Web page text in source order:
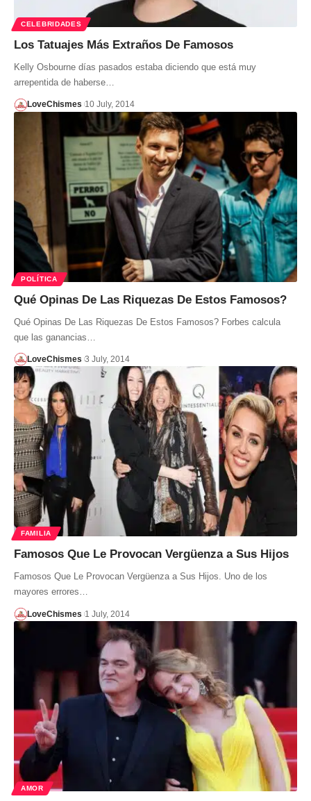
CELEBRIDADES
Los Tatuajes Más Extraños De Famosos
Kelly Osbourne días pasados estaba diciendo que está muy
arrepentida de haberse…
LoveChismes 10 July, 2014
POLÍTICA
Qué Opinas De Las Riquezas De Estos Famosos?
Qué Opinas De Las Riquezas De Estos Famosos? Forbes calcula
que las ganancias…
LoveChismes 3 July, 2014
FAMILIA
Famosos Que Le Provocan Vergüenza a Sus Hijos
Famosos Que Le Provocan Vergüenza a Sus Hijos. Uno de los
mayores errores…
LoveChismes 1 July, 2014
AMOR